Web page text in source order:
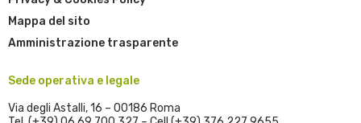
Mappa del sito
Amministrazione trasparente
Sede operativa e legale
Via degli Astalli, 16 – 00186 Roma